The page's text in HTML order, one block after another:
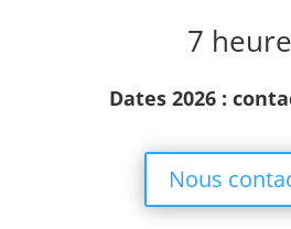
7
Dates 2026 :
Nous